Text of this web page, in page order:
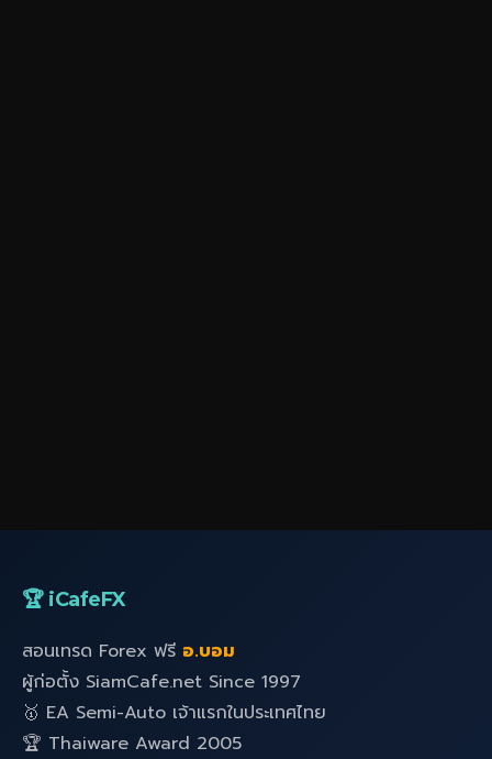
🏆 iCafeFX
สอนเทรด Forex ฟรี อ.บอม
ผู้ก่อตั้ง SiamCafe.net Since 1997
🥇 EA Semi-Auto เจ้าแรกในประเทศไทย
🏆 Thaiware Award 2005